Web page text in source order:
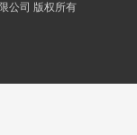
公司 版权所有